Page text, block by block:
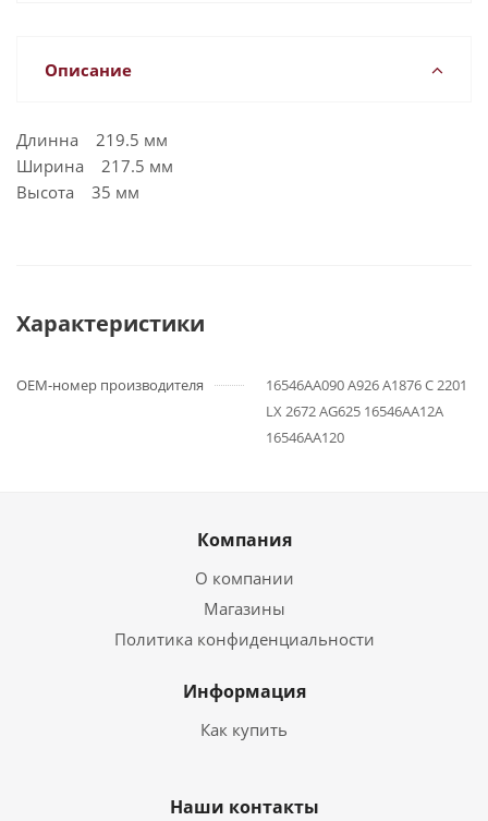
Описание
Длинна 219.5 мм
Ширина 217.5 мм
Высота 35 мм
Характеристики
OEM-номер производителя
16546AA090 A926 A1876 C 2201
LX 2672 AG625 16546AA12A
16546AA120
Компания
О компании
Магазины
Политика конфиденциальности
Информация
Как купить
Наши контакты